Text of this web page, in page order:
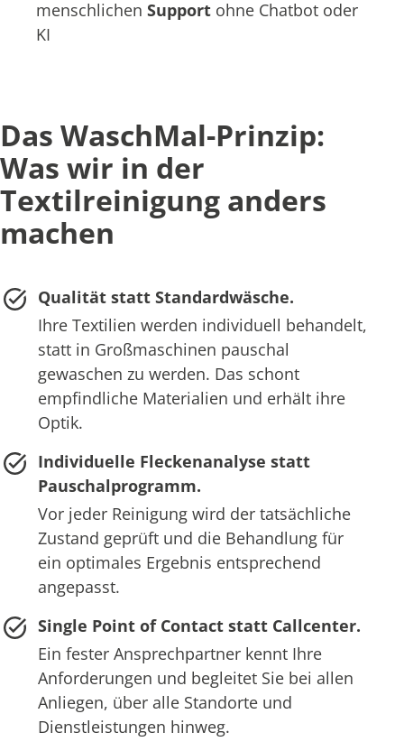
menschlichen Support ohne Chatbot oder
KI
Das WaschMal-Prinzip:
Was wir in der
Textilreinigung anders
machen
Qualität statt Standardwäsche.
Ihre Textilien werden individuell behandelt,
statt in Großmaschinen pauschal
gewaschen zu werden. Das schont
empfindliche Materialien und erhält ihre
Optik.
Individuelle Fleckenanalyse statt
Pauschalprogramm.
Vor jeder Reinigung wird der tatsächliche
Zustand geprüft und die Behandlung für
ein optimales Ergebnis entsprechend
angepasst.
Single Point of Contact statt Callcenter.
Ein fester Ansprechpartner kennt Ihre
Anforderungen und begleitet Sie bei allen
Anliegen, über alle Standorte und
Dienstleistungen hinweg.